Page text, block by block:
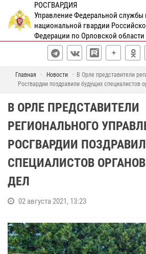
РОСГВАРДИЯ
Управление Федеральной службы
национальной гвардии
Федерации по Орловской области
Главная Новости
В Орле представители
Росгвардии поздравили будущих специалистов
В ОРЛЕ ПРЕДСТАВИТЕЛИ
РЕГИОНАЛЬНОГО
РОСГВАРДИИ
СПЕЦИАЛИСТОВ
ДЕЛ
02 августа 2021, 13:23